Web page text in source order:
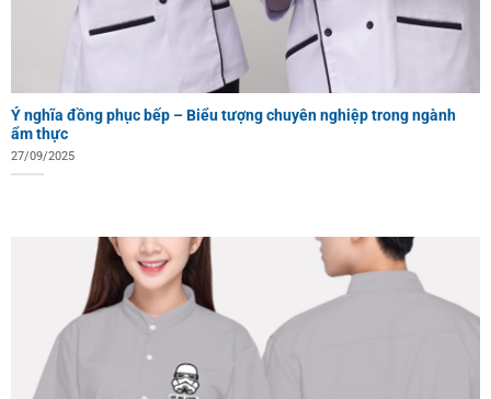
Ý nghĩa đồng phục bếp – Biểu tượng chuyên nghiệp trong ngành
ẩm thực
27/09/2025